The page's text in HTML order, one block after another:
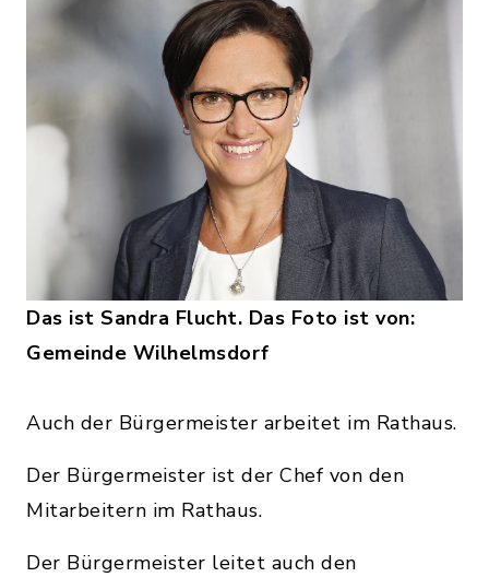
Das ist Sandra Flucht. Das Foto ist von:
Gemeinde Wilhelmsdorf
Auch der Bürgermeister arbeitet im Rathaus.
Der Bürgermeister ist der Chef von den
Mitarbeitern im Rathaus.
Der Bürgermeister leitet auch den